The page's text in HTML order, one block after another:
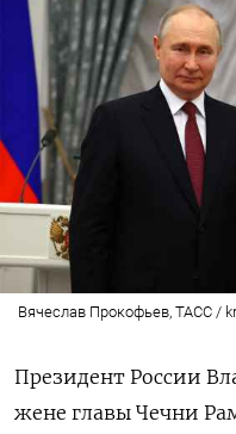
Вячеслав Прокофьев, ТАСС /
Президент России
жене главы Чечни